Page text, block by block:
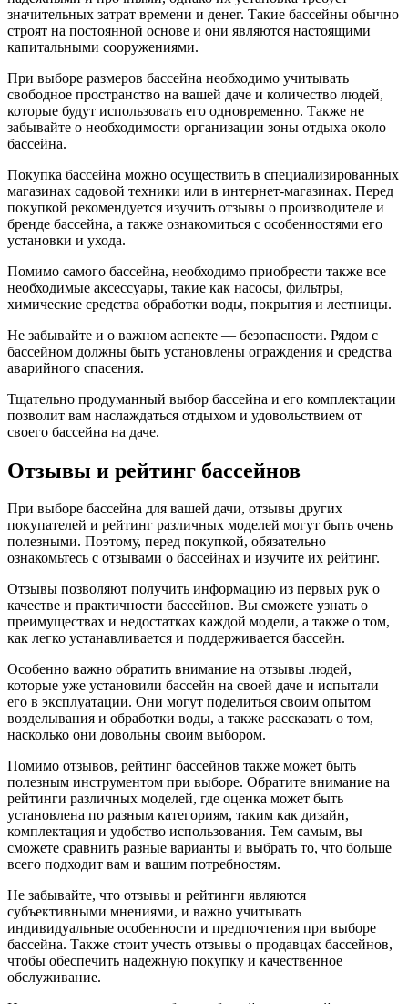
значительных затрат времени и денег. Такие бассейны обычно
строят на постоянной основе и они являются настоящими
капитальными сооружениями.
При выборе размеров бассейна необходимо учитывать
свободное пространство на вашей даче и количество людей,
которые будут использовать его одновременно. Также не
забывайте о необходимости организации зоны отдыха около
бассейна.
Покупка бассейна можно осуществить в специализированных
магазинах садовой техники или в интернет-магазинах. Перед
покупкой рекомендуется изучить отзывы о производителе и
бренде бассейна, а также ознакомиться с особенностями его
установки и ухода.
Помимо самого бассейна, необходимо приобрести также все
необходимые аксессуары, такие как насосы, фильтры,
химические средства обработки воды, покрытия и лестницы.
Не забывайте и о важном аспекте — безопасности. Рядом с
бассейном должны быть установлены ограждения и средства
аварийного спасения.
Тщательно продуманный выбор бассейна и его комплектации
позволит вам наслаждаться отдыхом и удовольствием от
своего бассейна на даче.
Отзывы и рейтинг бассейнов
При выборе бассейна для вашей дачи, отзывы других
покупателей и рейтинг различных моделей могут быть очень
полезными. Поэтому, перед покупкой, обязательно
ознакомьтесь с отзывами о бассейнах и изучите их рейтинг.
Отзывы позволяют получить информацию из первых рук о
качестве и практичности бассейнов. Вы сможете узнать о
преимуществах и недостатках каждой модели, а также о том,
как легко устанавливается и поддерживается бассейн.
Особенно важно обратить внимание на отзывы людей,
которые уже установили бассейн на своей даче и испытали
его в эксплуатации. Они могут поделиться своим опытом
возделывания и обработки воды, а также рассказать о том,
насколько они довольны своим выбором.
Помимо отзывов, рейтинг бассейнов также может быть
полезным инструментом при выборе. Обратите внимание на
рейтинги различных моделей, где оценка может быть
установлена по разным категориям, таким как дизайн,
комплектация и удобство использования. Тем самым, вы
сможете сравнить разные варианты и выбрать то, что больше
всего подходит вам и вашим потребностям.
Не забывайте, что отзывы и рейтинги являются
субъективными мнениями, и важно учитывать
индивидуальные особенности и предпочтения при выборе
бассейна. Также стоит учесть отзывы о продавцах бассейнов,
чтобы обеспечить надежную покупку и качественное
обслуживание.